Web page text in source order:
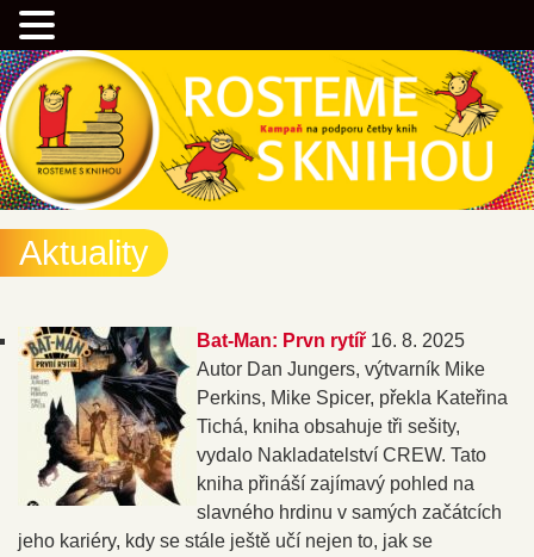
Přejít
k
hlavnímu
obsahu
webu
Rostemesknihou.cz
Kampaň na podporu četby knih
Aktuality
Bat-Man: Prvn rytíř 16. 8. 2025
Autor Dan Jungers, výtvarník Mike
Perkins, Mike Spicer, překla Kateřina
Tichá, kniha obsahuje tři sešity,
vydalo Nakladatelství CREW. Tato
kniha přináší zajímavý pohled na
slavného hrdinu v samých začátcích
jeho kariéry, kdy se stále ještě učí nejen to, jak se